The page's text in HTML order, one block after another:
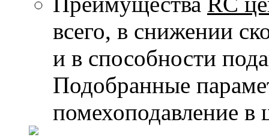
всего, в снижении
и в способности
Подобранные
помехоподавление в